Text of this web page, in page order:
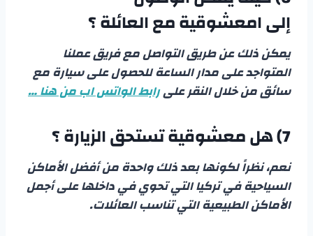
إلى امعشوقية مع العائلة ؟
يمكن ذلك عن طريق التواصل مع فريق عملنا
المتواجد على مدار الساعة للحصول على سيارة مع
سائق من خلال النقر علىرابط الواتس اب من هنا …
7) هل معشوقية تستحق الزيارة ؟
نعم، نظراً لكونها بعد ذلك واحدة من أفضل الأماكن
السياحية في تركيا التي تحوي في داخلها على أجمل
الأماكن الطبيعية التي تناسب العائلات.